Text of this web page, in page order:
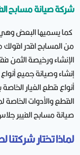
شركة صيانة مسابح
كما يسميها البعض
من المسابح اقدر اقولك
الإنشاء ورخيصة الثمن
إنشاء وصيانة جميع
أنواع قطع الغيار
القطع والأدوات
صيانة مسابح الفيبر
لماذا تختار